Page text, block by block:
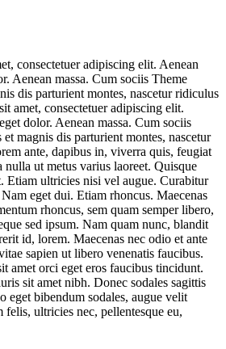
consectetuer adipiscing elit. Aenean
Aenean massa. Cum sociis Theme
dis parturient montes, nascetur ridiculus
amet, consectetuer adipiscing elit.
dolor. Aenean massa. Cum sociis
magnis dis parturient montes, nascetur
ante, dapibus in, viverra quis, feugiat
nulla ut metus varius laoreet. Quisque
Etiam ultricies nisi vel augue. Curabitur
eget dui. Etiam rhoncus. Maecenas
rhoncus, sem quam semper libero,
sed ipsum. Nam quam nunc, blandit
id, lorem. Maecenas nec odio et ante
sapien ut libero venenatis faucibus.
amet orci eget eros faucibus tincidunt.
sit amet nibh. Donec sodales sagittis
eget bibendum sodales, augue velit
felis, ultricies nec, pellentesque eu,